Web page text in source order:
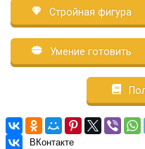
Стройная фигура
Умение готовить
ВКонтакте